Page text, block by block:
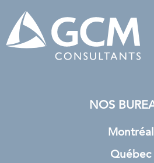
NOS
Montréal
Québec